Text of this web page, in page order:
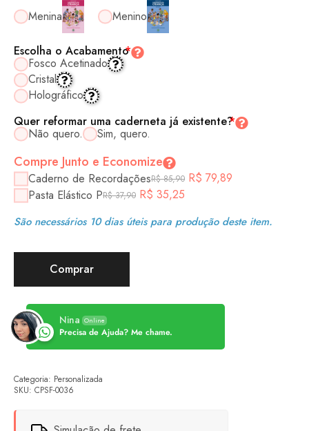
Menina
Menino
*
Escolha o Acabamento
Fosco Acetinado
Cristal
Holográfico
*
Quer reformar uma caderneta já existente?
Não quero. Sim, quero.
Compre Junto e Economize
Caderno de RecordaçõesR$85,90 R$ 79,89
Pasta Elástico PR$37,90 R$ 35,25
São necessários 10 dias úteis para produção deste item.
Comprar
Nina Online
Precisa de Ajuda? Me chame.
SKU: CPSF-0036
Categoria: Personalizada